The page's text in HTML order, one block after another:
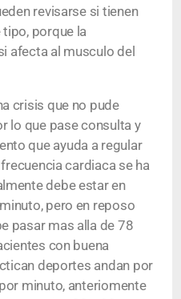
revisarse si tienen
porque la
afecta al musculo del
crisis que no pude
lo que pase consulta y
que ayuda a regular
cardiaca se ha
debe estar en
pero en reposo
pasar mas alla de 78
con buena
deportes andan por
minuto, anteriomente